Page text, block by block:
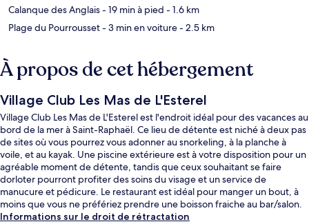
Calanque des Anglais- 19 min à pied - 1.6 km
Plage du Pourrousset- 3 min en voiture- 2.5 km
À propos de cet hébergement
Village Club Les Mas de L'Esterel
Village Club Les Mas de L'Esterel est l'endroit idéal pour des vacances au
bord de la mer à Saint-Raphaël. Ce lieu de détente est niché à deux pas
de sites où vous pourrez vous adonner au snorkeling, à la planche à
voile, et au kayak. Une piscine extérieure est à votre disposition pour un
agréable moment de détente, tandis que ceux souhaitant se faire
dorloter pourront profiter des soins du visage et un service de
manucure et pédicure. Le restaurant est idéal pour manger un bout, à
moins que vous ne préfériez prendre une boisson fraiche au bar/salon.
Cet hébergement abrite un snack-bar/une épicerie fine et une terrasse,
Informations sur le droit de rétractation